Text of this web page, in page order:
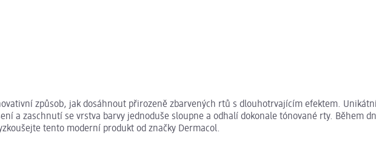
způsob, jak dosáhnout přirozeně zbarvených rtů s dlouhotrvajícím efektem.
a zaschnutí se vrstva barvy jednoduše sloupne a odhalí dokonale tónované rty. Během
tento moderní produkt od značky Dermacol.